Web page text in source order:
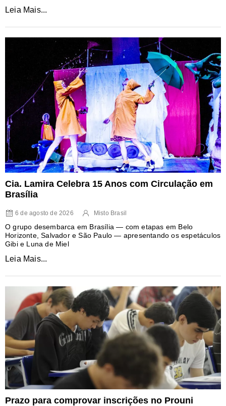
Leia Mais...
Cia. Lamira Celebra 15 Anos com Circulação em
Brasília
6 de agosto de 2026 Misto Brasil
O grupo desembarca em Brasília — com etapas em Belo
Horizonte, Salvador e São Paulo — apresentando os espetáculos
Gibi e Luna de Miel
Leia Mais...
Prazo para comprovar inscrições no Prouni